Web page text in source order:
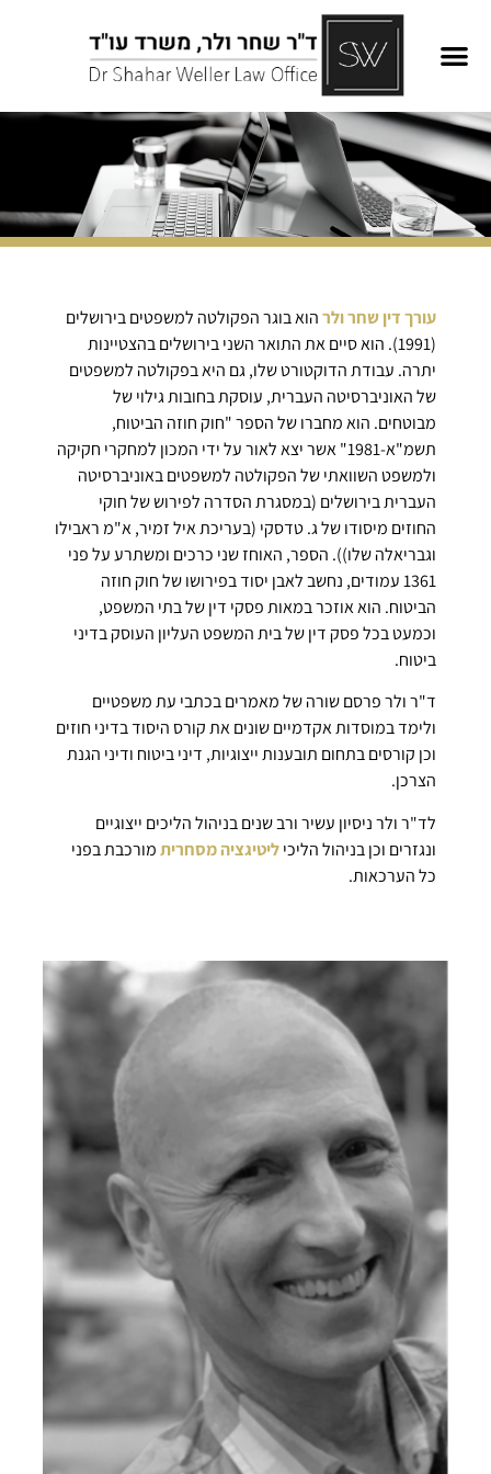
עורך דין שחר ולרהוא בוגר הפקולטה למשפטים בירושלים
(1991). הוא סיים את התואר השני בירושלים בהצטיינות
יתרה. עבודת הדוקטורט שלו, גם היא בפקולטה למשפטים
של האוניברסיטה העברית, עוסקת בחובות גילוי של
מבוטחים. הוא מחברו של הספר "חוק חוזה הביטוח,
תשמ"א-1981" אשר יצא לאור על ידי המכון למחקרי חקיקה
ולמשפט השוואתי של הפקולטה למשפטים באוניברסיטה
העברית בירושלים (במסגרת הסדרה לפירוש של חוקי
החוזים מיסודו של ג. טדסקי (בעריכת איל זמיר, א"מ ראבילו
וגבריאלה שלו)). הספר, האוחז שני כרכים ומשתרע על פני
1361 עמודים, נחשב לאבן יסוד בפירושו של חוק חוזה
הביטוח. הוא אוזכר במאות פסקי דין של בתי המשפט,
וכמעט בכל פסק דין של בית המשפט העליון העוסק בדיני
ביטוח.
ד"ר ולר פרסם שורה של מאמרים בכתבי עת משפטיים
ולימד במוסדות אקדמיים שונים את קורס היסוד בדיני חוזים
וכן קורסים בתחום תובענות ייצוגיות, דיני ביטוח ודיני הגנת
הצרכן.
לד"ר ולר ניסיון עשיר ורב שנים בניהול הליכים ייצוגיים
ונגזרים וכן בניהול הליכיליטיגציה מסחריתמורכבת בפני
כל הערכאות.